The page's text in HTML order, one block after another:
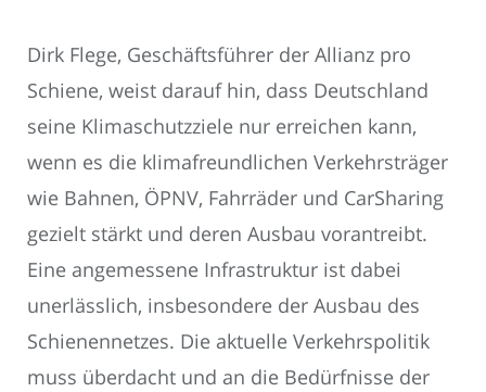
Dirk Flege, Geschäftsführer der Allianz pro
Schiene, weist darauf hin, dass Deutschland
seine Klimaschutzziele nur erreichen kann,
wenn es die klimafreundlichen Verkehrsträger
wie Bahnen, ÖPNV, Fahrräder und CarSharing
gezielt stärkt und deren Ausbau vorantreibt.
Eine angemessene Infrastruktur ist dabei
unerlässlich, insbesondere der Ausbau des
Schienennetzes. Die aktuelle Verkehrspolitik
muss überdacht und an die Bedürfnisse der